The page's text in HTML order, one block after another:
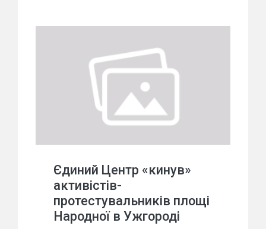
Єдиний Центр «кинув»
активістів-
протестувальників площі
Народної в Ужгороді